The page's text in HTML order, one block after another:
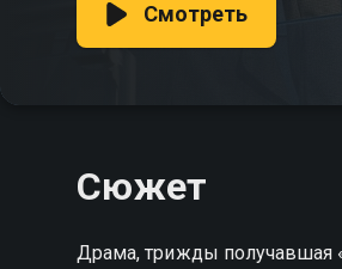
Смотреть
Сюжет
Драма, трижды получавшая